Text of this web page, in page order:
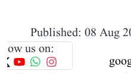
Published: 08 Aug
us on: